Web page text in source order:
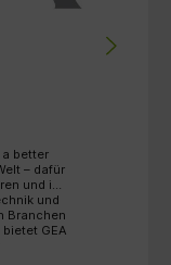
a better
– dafür
und ist
und
Branchen
GEA